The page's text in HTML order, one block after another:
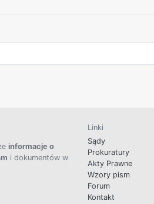
informacje o
i dokumentów w
Linki
Sądy
Prokuratury
Akty Prawne
Wzory pism
Forum
Kontakt